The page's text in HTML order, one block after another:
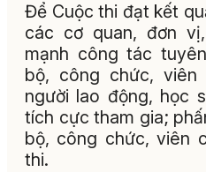
Để Cuộc thi đạt kết
các cơ quan, đơn
mạnh công tác
bộ, công chức,
người lao động, học
tích cực tham gia;
bộ, công chức, viên
thi.